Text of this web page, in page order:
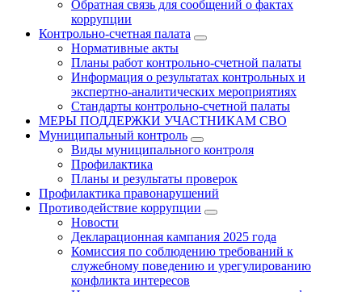
Обратная связь для сообщений о фактах
коррупции
Контрольно-счетная палата
Нормативные акты
Планы работ контрольно-счетной палаты
Информация о результатах контрольных и
экспертно-аналитических мероприятиях
Стандарты контрольно-счетной палаты
МЕРЫ ПОДДЕРЖКИ УЧАСТНИКАМ СВО
Муниципальный контроль
Виды муниципального контроля
Профилактика
Планы и результаты проверок
Профилактика правонарушений
Противодействие коррупции
Новости
Декларационная кампания 2025 года
Комиссия по соблюдению требований к
служебному поведению и урегулированию
конфликта интересов